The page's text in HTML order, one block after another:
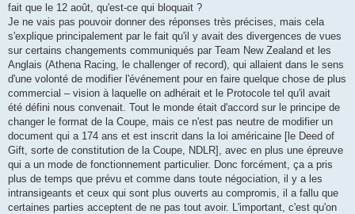
fait que le 12 août, qu'est-ce qui bloquait ?
Je ne vais pas pouvoir donner des réponses très précises, mais cela
s'explique principalement par le fait qu'il y avait des divergences de vues
sur certains changements communiqués par Team New Zealand et les
Anglais (Athena Racing, le challenger of record), qui allaient dans le sens
d'une volonté de modifier l'événement pour en faire quelque chose de plus
commercial – vision à laquelle on adhérait et le Protocole tel qu'il avait
été défini nous convenait. Tout le monde était d'accord sur le principe de
changer le format de la Coupe, mais ce n'est pas neutre de modifier un
document qui a 174 ans et est inscrit dans la loi américaine [le Deed of
Gift, sorte de constitution de la Coupe, NDLR], avec en plus une épreuve
qui a un mode de fonctionnement particulier. Donc forcément, ça a pris
plus de temps que prévu et comme dans toute négociation, il y a les
intransigeants et ceux qui sont plus ouverts au compromis, il a fallu que
certaines parties acceptent de ne pas tout avoir. L'important, c'est qu'on